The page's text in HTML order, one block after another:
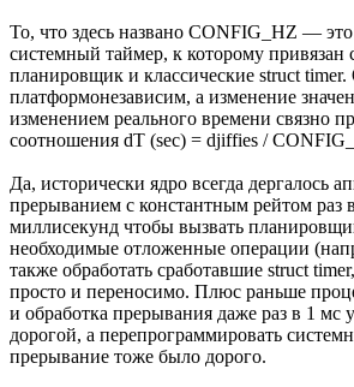
То, что здесь названо CONFIG_HZ —
системный таймер, к которому привязан
планировщик и классические struct
платформонезависим, а изменение
изменением реального времени связно
соотношения dT (sec) = djiffies /
Да, исторически ядро всегда дергалось
прерыванием с константным рейтом раз
миллисекунд чтобы вызвать
необходимые отложенные операции
также обработать сработавшие struct
просто и переносимо. Плюс раньше
и обработка прерывания даже раз в 1
дорогой, а перепрограммировать
прерывание тоже было дорого.